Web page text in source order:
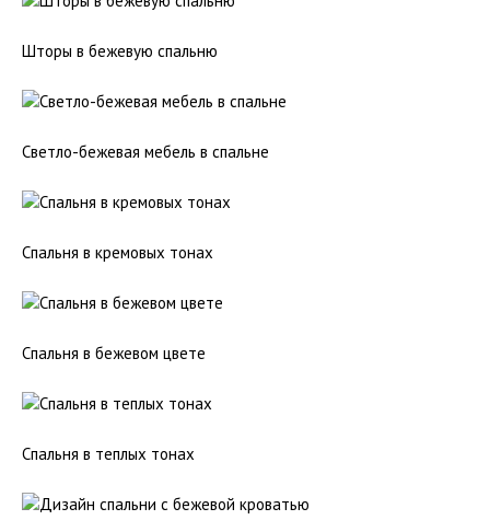
Шторы в бежевую спальню
Светло-бежевая мебель в спальне
Спальня в кремовых тонах
Спальня в бежевом цвете
Спальня в теплых тонах